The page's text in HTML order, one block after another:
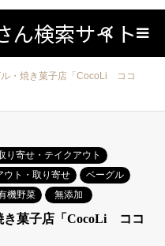
ん検索サイト検索
・焼き菓子店「CocoLi ココ
り寄せ・テイクアウト
ウト・取り寄せ
ベーグル
機野菜 無添加
き菓子店「CocoLi ココ